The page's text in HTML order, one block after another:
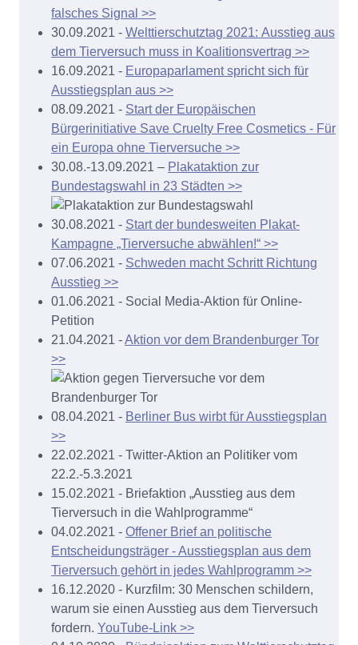
falsches Signal >>
30.09.2021 - Welttierschutztag 2021: Ausstieg aus
dem Tierversuch muss in Koalitionsvertrag >>
16.09.2021 - Europaparlament spricht sich für
Ausstiegsplan aus >>
08.09.2021 - Start der Europäischen
Bürgerinitiative Save Cruelty Free Cosmetics - Für
ein Europa ohne Tierversuche >>
30.08.-13.09.2021 – Plakataktion zur
Bundestagswahl in 23 Städten >>
30.08.2021 - Start der bundesweiten Plakat-
Kampagne „Tierversuche abwählen!“ >>
07.06.2021 - Schweden macht Schritt Richtung
Ausstieg >>
01.06.2021 - Social Media-Aktion für Online-
Petition
21.04.2021 -Aktion vor dem Brandenburger Tor
>>
08.04.2021 - Berliner Bus wirbt für Ausstiegsplan
>>
22.02.2021 - Twitter-Aktion an Politiker vom
22.2.-5.3.2021
15.02.2021 - Briefaktion „Ausstieg aus dem
Tierversuch in die Wahlprogramme“
04.02.2021 - Offener Brief an politische
Entscheidungsträger - Ausstiegsplan aus dem
Tierversuch gehört in jedes Wahlprogramm >>
16.12.2020 - Kurzfilm: 30 Menschen schildern,
warum sie einen Ausstieg aus dem Tierversuch
fordern. YouTube-Link >>